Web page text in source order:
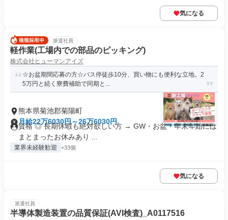
気になる
派遣社員
軽作業(工場内での部品のピッキング)
株式会社ヒューマンアイズ
☆お盆期間応募の方☆バス停徒歩10分、買い物にも便利な立地。2
5万円と続く寮費補助で同期と...
熊本県菊池郡菊陽町
月給22万6030円～26万6030円
資格 ◎ 長期休暇も絶対欲しい方 → GW・お盆・年末年始には
まとまったお休みあり ...
業界未経験歓迎 +33個
気になる
派遣社員
半導体製造装置の品質保証(AVI検査)_A0117516